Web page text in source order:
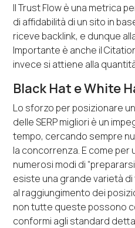
Il Trust Flow​ è una metrica
di affidabilità di un sito in
riceve backlink, e dunque
Importante è anche il
invece si attiene alla
Black Hat e White
Lo sforzo per posizionare
delle SERP migliori è un
tempo, cercando sempre
la concorrenza. E come per
numerosi modi di
esiste una grande varietà
al raggiungimento dei
non tutte queste possono
conformi agli standard